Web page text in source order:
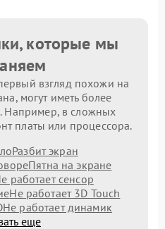
которые мы
взгляд похожи на
могут иметь более
Например, в сложных
платы или процессора.
Разбит экран
Пятна на экране
работает сенсор
Не работает 3D Touch
Не работает динамик
еще